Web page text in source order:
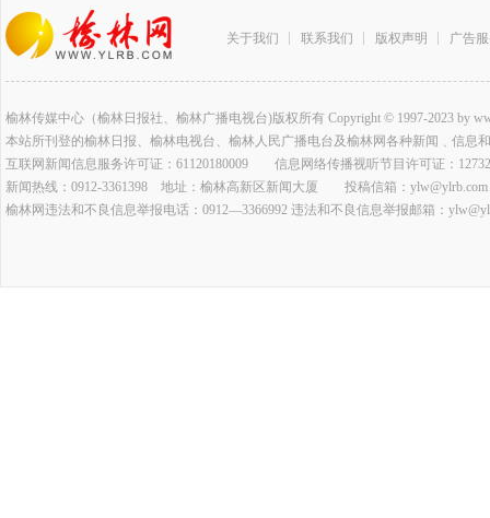
关于我们 联系我们 版权声明 广告
榆林传媒中心（榆林日报社、榆林广播电视台)版权所有 Copyright © 1997-2023 by
本站所刊登的榆林日报、榆林电视台、榆林人民广播电台及榆林网各种新闻﹑信
互联网新闻信息服务许可证：61120180009 信息网络传播视听节目许可证：
新闻热线：0912-3361398 地址：榆林高新区新闻大厦 投稿信箱：ylw@ylrb.com
榆林网违法和不良信息举报电话：0912—3366992 违法和不良信息举报邮箱：